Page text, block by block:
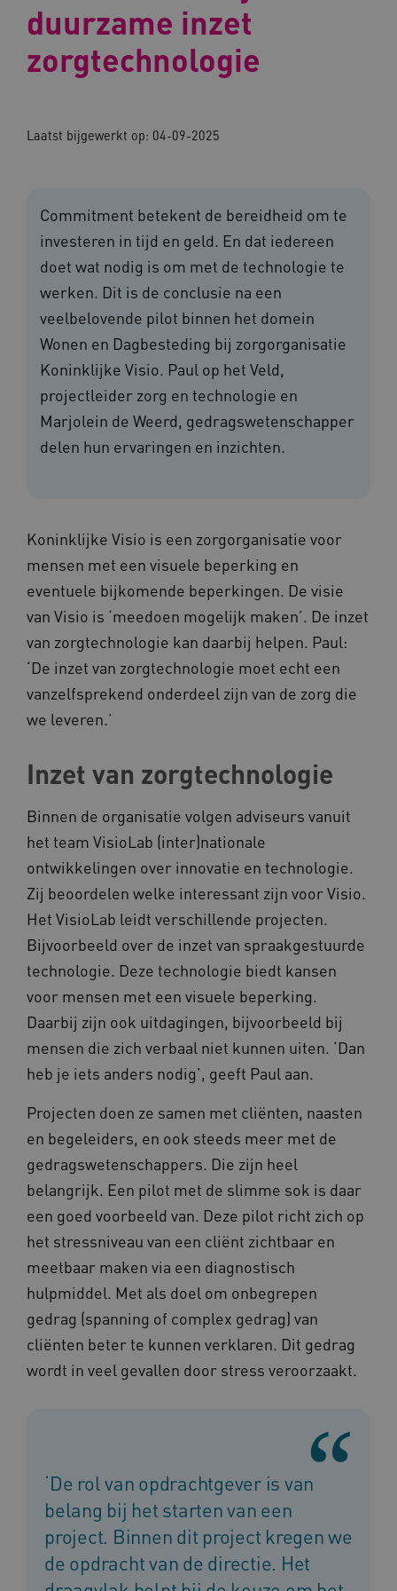
duurzame inzet
zorgtechnologie
Laatst bijgewerkt op: 04-09-2025
Commitment betekent de bereidheid om te
investeren in tijd en geld. En dat iedereen
doet wat nodig is om met de technologie te
werken. Dit is de conclusie na een
veelbelovende pilot binnen het domein
Wonen en Dagbesteding bij zorgorganisatie
Koninklijke Visio. Paul op het Veld,
projectleider zorg en technologie en
Marjolein de Weerd, gedragswetenschapper
delen hun ervaringen en inzichten.
Koninklijke Visio is een zorgorganisatie voor
mensen met een visuele beperking en
eventuele bijkomende beperkingen. De visie
van Visio is ‘meedoen mogelijk maken’. De inzet
van zorgtechnologie kan daarbij helpen. Paul:
‘De inzet van zorgtechnologie moet echt een
vanzelfsprekend onderdeel zijn van de zorg die
we leveren.’
Inzet van zorgtechnologie
Binnen de organisatie volgen adviseurs vanuit
het team VisioLab (inter)nationale
ontwikkelingen over innovatie en technologie.
Zij beoordelen welke interessant zijn voor Visio.
Het VisioLab leidt verschillende projecten.
Bijvoorbeeld over de inzet van spraakgestuurde
technologie. Deze technologie biedt kansen
voor mensen met een visuele beperking.
Daarbij zijn ook uitdagingen, bijvoorbeeld bij
mensen die zich verbaal niet kunnen uiten. ‘Dan
heb je iets anders nodig’, geeft Paul aan.
Projecten doen ze samen met cliënten, naasten
en begeleiders, en ook steeds meer met de
gedragswetenschappers. Die zijn heel
belangrijk. Een pilot met de slimme sok is daar
een goed voorbeeld van. Deze pilot richt zich op
het stressniveau van een cliënt zichtbaar en
meetbaar maken via een diagnostisch
hulpmiddel. Met als doel om onbegrepen
gedrag (spanning of complex gedrag) van
cliënten beter te kunnen verklaren. Dit gedrag
wordt in veel gevallen door stress veroorzaakt.
‘De rol van opdrachtgever is van
belang bij het starten van een
project. Binnen dit project kregen we
de opdracht van de directie. Het